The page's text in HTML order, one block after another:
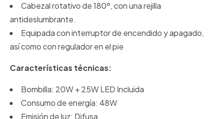
Cabezal rotativo de 180º, con una rejilla
antideslumbrante.
Equipada con interruptor de encendido y apagado,
así como con regulador en el pie
Características técnicas:
Bombilla: 20W + 25W LED Incluida
Consumo de energía: 48W
Emisión de luz: Difusa